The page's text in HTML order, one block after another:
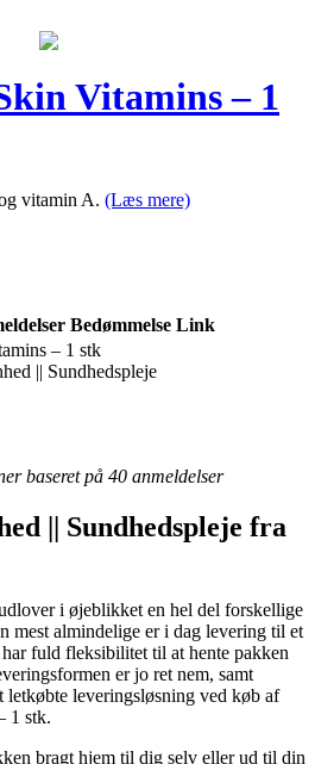
Vitamins – 1
vitamin A. (Læs mere)
Bedømmelse Link
– 1 stk
|| Sundhedspleje
baseret på 40 anmeldelser
|| Sundhedspleje fra
i øjeblikket en hel del forskellige
mest almindelige er i dag levering til et
fuld fleksibilitet til at hente pakken
er jo ret nem, samt
letkøbte leveringsløsning ved køb af
1 stk.
bragt hjem til dig selv eller ud til din